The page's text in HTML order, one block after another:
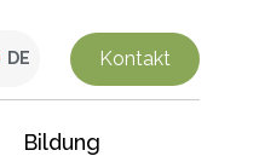
DE Kontakt
Bildung